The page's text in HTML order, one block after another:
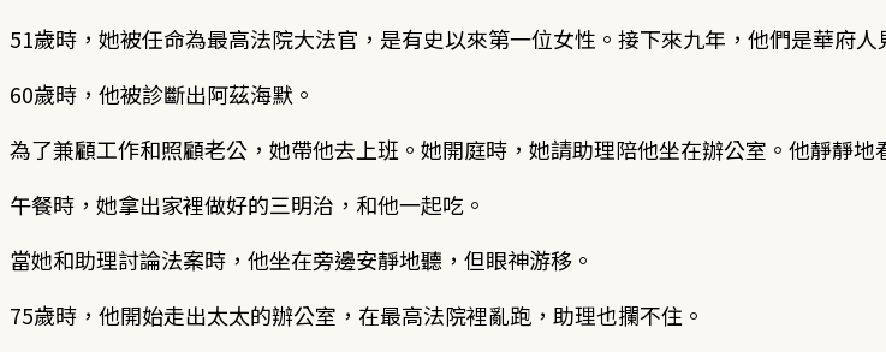
51歲時，她被任命為最高法院大法官，是有史以來第一位女性。接下來九年，他們是華府人
60歲時，他被診斷出阿茲海默。
為了兼顧工作和照顧老公，她帶他去上班。她開庭時，她請助理陪他坐在辦公室。他靜靜地
午餐時，她拿出家裡做好的三明治，和他一起吃。
當她和助理討論法案時，他坐在旁邊安靜地聽，但眼神游移。
75歲時，他開始走出太太的辦公室，在最高法院裡亂跑，助理也攔不住。